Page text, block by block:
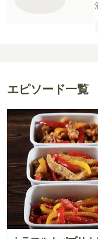
エピソード一覧